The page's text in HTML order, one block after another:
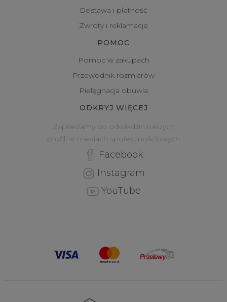
Dostawa i płatność
Zwroty i reklamacje
POMOC
Pomoc w zakupach
Przewodnik rozmiarów
Pielęgnacja obuwia
ODKRYJ WIĘCEJ
Zapraszamy do odwiedzin naszych
profili w mediach społecznościowych
Facebook
Instagram
YouTube